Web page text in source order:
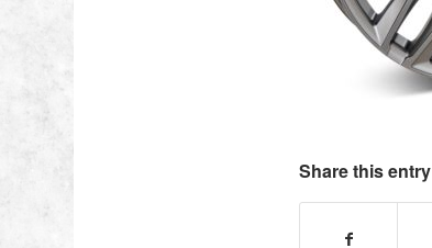
Share this entry